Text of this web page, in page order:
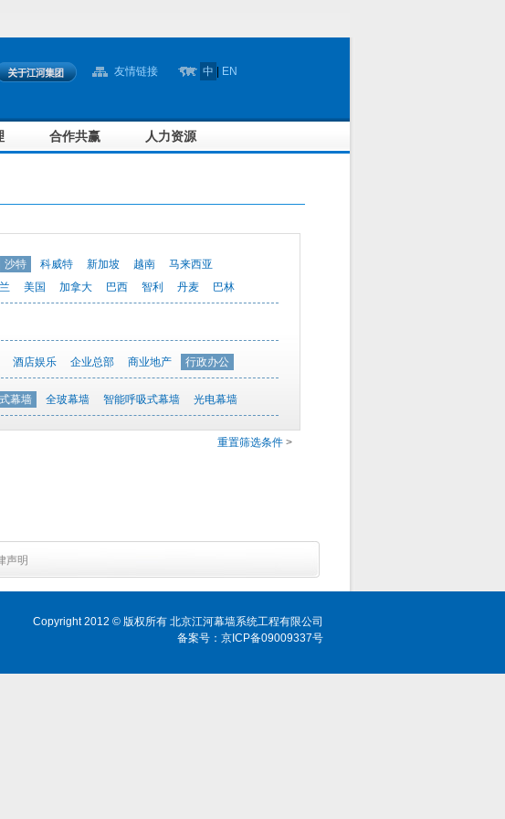
友情链接 中 EN
合作共赢 人力资源
沙特 科威特 新加坡 越南
马来西亚
美国 加拿大 巴西 智利 丹麦 巴林
酒店娱乐 企业总部 商业地产 行政办公
幕墙 全玻幕墙 智能呼吸式幕墙 光电幕墙
重置筛选条件>
声明
Copyright 2012 © 版权所有 北京江河幕墙系统工程有限公司
备案号：京ICP备09009337号